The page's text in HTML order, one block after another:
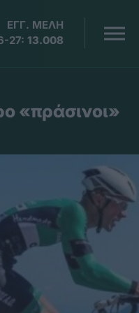
ΕΓΓ. ΜΕΛΗ
27: 13.008
«πράσινοι»